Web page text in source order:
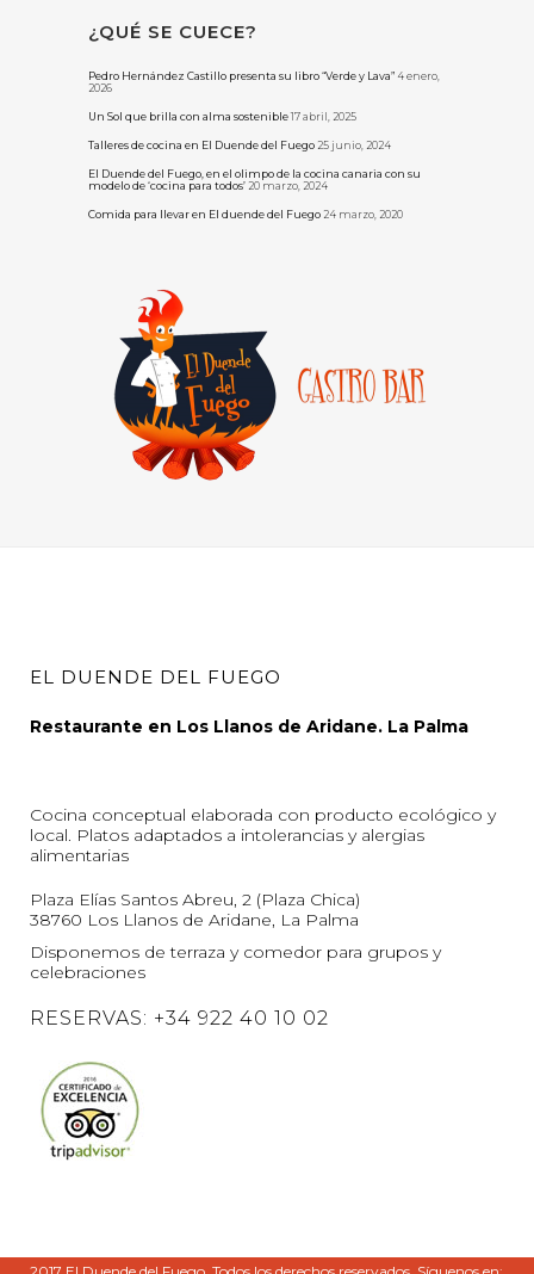
¿QUÉ SE CUECE?
Pedro Hernández Castillo presenta su libro “Verde y Lava” 4 enero,
2026
Un Sol que brilla con alma sostenible17 abril, 2025
Talleres de cocina en El Duende del Fuego 25 junio, 2024
El Duende del Fuego, en el olimpo de la cocina canaria con su
modelo de ‘cocina para todos’ 20 marzo, 2024
Comida para llevar en El duende del Fuego 24 marzo, 2020
EL DUENDE DEL FUEGO
Restaurante en Los Llanos de Aridane. La Palma
Cocina conceptual elaborada con producto ecológico y
local. Platos adaptados a intolerancias y alergias
alimentarias
Plaza Elías Santos Abreu, 2 (Plaza Chica)
38760 Los Llanos de Aridane, La Palma
Disponemos de terraza y comedor para grupos y
celebraciones
RESERVAS: +34 922 40 10 02